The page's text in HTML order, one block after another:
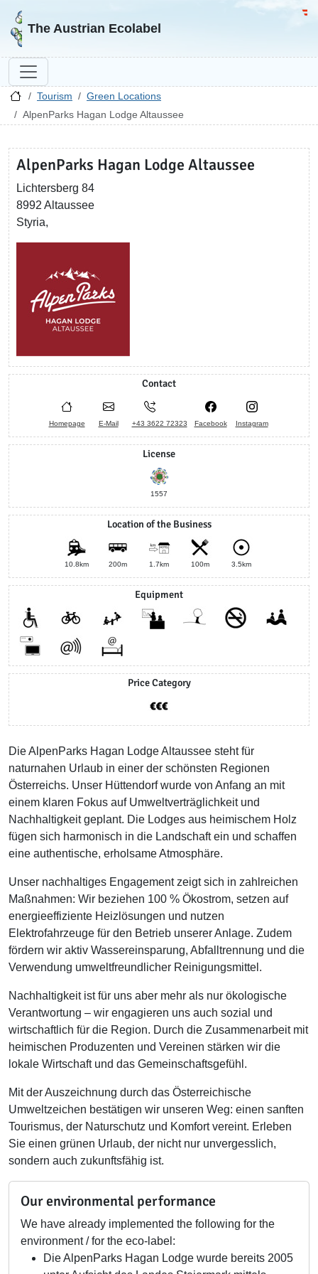
Go to homepage
The Austrian Ecolabel
Tourism
Green Locations
AlpenParks Hagan Lodge Altaussee
AlpenParks Hagan Lodge Altaussee
Lichtersberg 84
8992 Altaussee
Styria,
Contact
Homepage E-Mail +43 3622 72323 Facebook Instagram
License
1557
Location of the Business
10.8km 200m 1.7km 100m 3.5km
Equipment
Price Category
Die AlpenParks Hagan Lodge Altaussee steht für
naturnahen Urlaub in einer der schönsten Regionen
Österreichs. Unser Hüttendorf wurde von Anfang an mit
einem klaren Fokus auf Umweltverträglichkeit und
Nachhaltigkeit geplant. Die Lodges aus heimischem Holz
fügen sich harmonisch in die Landschaft ein und schaffen
eine authentische, erholsame Atmosphäre.
Unser nachhaltiges Engagement zeigt sich in zahlreichen
Maßnahmen: Wir beziehen 100 % Ökostrom, setzen auf
energieeffiziente Heizlösungen und nutzen
Elektrofahrzeuge für den Betrieb unserer Anlage. Zudem
fördern wir aktiv Wassereinsparung, Abfalltrennung und die
Verwendung umweltfreundlicher Reinigungsmittel.
Nachhaltigkeit ist für uns aber mehr als nur ökologische
Verantwortung – wir engagieren uns auch sozial und
wirtschaftlich für die Region. Durch die Zusammenarbeit mit
heimischen Produzenten und Vereinen stärken wir die
lokale Wirtschaft und das Gemeinschaftsgefühl.
Mit der Auszeichnung durch das Österreichische
Umweltzeichen bestätigen wir unseren Weg: einen sanften
Tourismus, der Naturschutz und Komfort vereint. Erleben
Sie einen grünen Urlaub, der nicht nur unvergesslich,
sondern auch zukunftsfähig ist.
Our environmental performance
We have already implemented the following for the
environment / for the eco-label:
Die AlpenParks Hagan Lodge wurde bereits 2005